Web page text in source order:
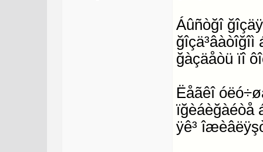
Áûñòğî
ğîçä³âàòîğîì
ğàçäåòü ïî
Ëåãêî
ïğèáèğàéòå
ÿê³